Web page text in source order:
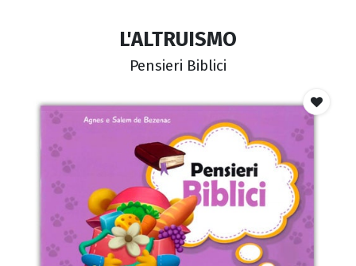
L'ALTRUISMO
Pensieri Biblici